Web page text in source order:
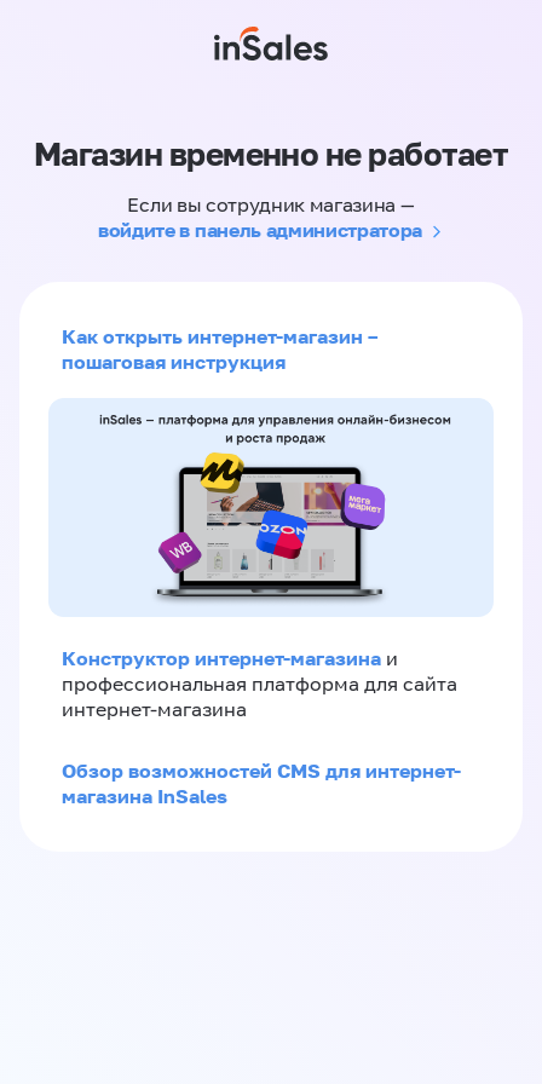
Магазин временно не работает
Если вы сотрудник магазина —
войдите в панель администратора
Как открыть интернет-магазин –
пошаговая инструкция
Конструктор интернет-магазина и
профессиональная платформа для сайта
интернет-магазина
Обзор возможностей CMS для интернет-
магазина InSales